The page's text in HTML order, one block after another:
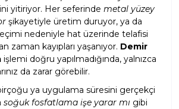
yitiriyor. Her seferinde metal yüzey
şikayetiyle üretim duruyor, ya da
nedeniyle hat üzerinde telafisi
zaman kayıpları yaşanıyor. Demir
işlemi doğru yapılmadığında, yalnızca
da zarar görebilir.
ya uygulama süresini gerçekçi
soğuk fosfatlama işe yarar mı gibi